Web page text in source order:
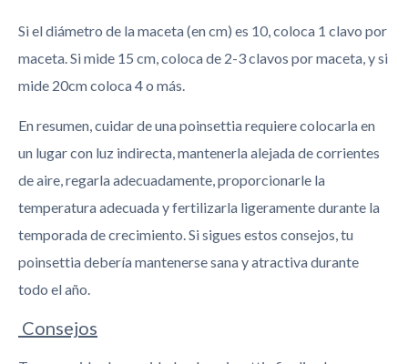
Si el diámetro de la maceta (en cm) es 10, coloca 1 clavo por
maceta. Si mide 15 cm, coloca de 2-3 clavos por maceta, y si
mide 20cm coloca 4 o más.
En resumen, cuidar de una poinsettia requiere colocarla en
un lugar con luz indirecta, mantenerla alejada de corrientes
de aire, regarla adecuadamente, proporcionarle la
temperatura adecuada y fertilizarla ligeramente durante la
temporada de crecimiento. Si sigues estos consejos, tu
poinsettia debería mantenerse sana y atractiva durante
todo el año.
Consejos